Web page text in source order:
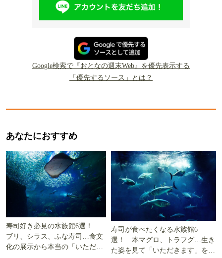
Google検索で『おとなの週末Web』を優先表示する
「優先するソース」とは？
あなたにおすすめ
寿司好き必見の水族館6選！
ブリ、シラス、ふな寿司…食文
化の展示から本当の「いただき
寿司が食べたくなる水族館6
選！ 本マグロ、トラフグ…生き
た姿を見て「いただきます」を考